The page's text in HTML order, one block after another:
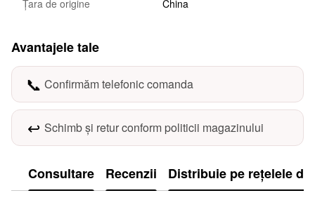
Țara de origine
China
Avantajele tale
📞 Confirmăm telefonic comanda
↩️ Schimb și retur conform politicii magazinului
Consultare Recenzii Distribuie pe rețelele